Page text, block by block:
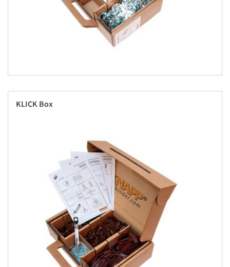
KLICK Box